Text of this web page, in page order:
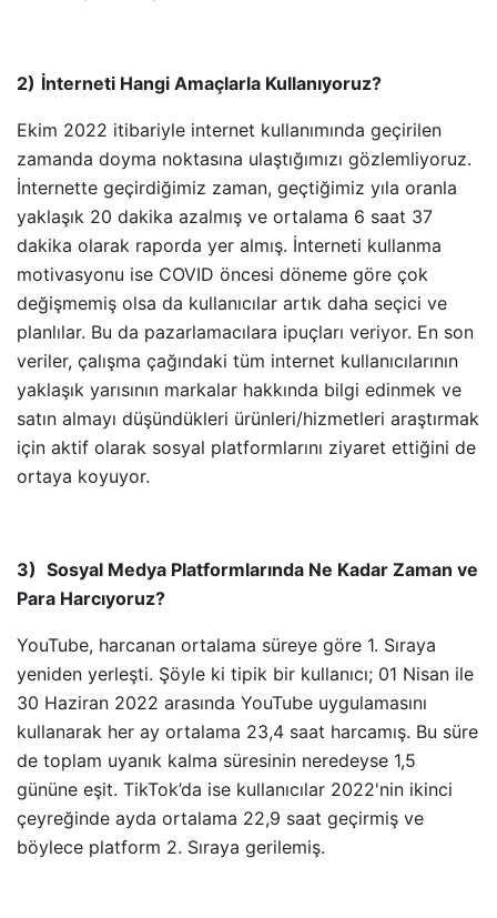
2) İnterneti Hangi Amaçlarla Kullanıyoruz?
Ekim 2022 itibariyle internet kullanımında geçirilen
zamanda doyma noktasına ulaştığımızı gözlemliyoruz.
İnternette geçirdiğimiz zaman, geçtiğimiz yıla oranla
yaklaşık 20 dakika azalmış ve ortalama 6 saat 37
dakika olarak raporda yer almış. İnterneti kullanma
motivasyonu ise COVID öncesi döneme göre çok
değişmemiş olsa da kullanıcılar artık daha seçici ve
planlılar. Bu da pazarlamacılara ipuçları veriyor. En son
veriler, çalışma çağındaki tüm internet kullanıcılarının
yaklaşık yarısının markalar hakkında bilgi edinmek ve
satın almayı düşündükleri ürünleri/hizmetleri araştırmak
için aktif olarak sosyal platformlarını ziyaret ettiğini de
ortaya koyuyor.
3) Sosyal Medya Platformlarında Ne Kadar Zaman ve
Para Harcıyoruz?
YouTube, harcanan ortalama süreye göre 1. Sıraya
yeniden yerleşti. Şöyle ki tipik bir kullanıcı; 01 Nisan ile
30 Haziran 2022 arasında YouTube uygulamasını
kullanarak her ay ortalama 23,4 saat harcamış. Bu süre
de toplam uyanık kalma süresinin neredeyse 1,5
gününe eşit. TikTok’da ise kullanıcılar 2022'nin ikinci
çeyreğinde ayda ortalama 22,9 saat geçirmiş ve
böylece platform 2. Sıraya gerilemiş.